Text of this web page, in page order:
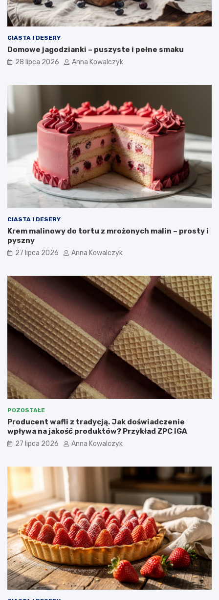
CIASTA I DESERY
Domowe jagodzianki – puszyste i pełne smaku
28 lipca 2026 Anna Kowalczyk
CIASTA I DESERY
Krem malinowy do tortu z mrożonych malin – prosty i
pyszny
27 lipca 2026 Anna Kowalczyk
POZOSTAŁE
Producent wafli z tradycją. Jak doświadczenie
wpływa na jakość produktów? Przykład ZPC IGA
27 lipca 2026 Anna Kowalczyk